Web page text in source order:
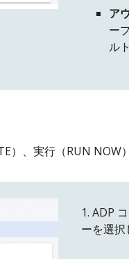
ア
ー
ル
）、実行（RUN NOW
1. ADP
ーを選択